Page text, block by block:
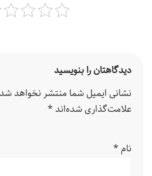
دیدگاهتان را بنویسید
نشانی ایمیل شما منتشر نخواهد
علامت‌گذاری شده‌اند *
نام *